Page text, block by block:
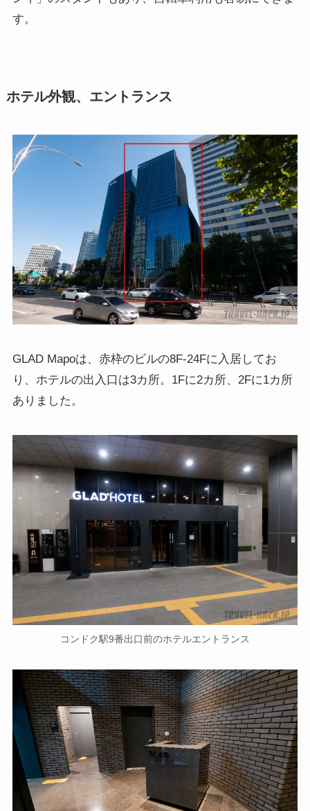
す。
ホテル外観、エントランス
GLAD Mapoは、赤枠のビルの8F-24Fに入居してお
り、ホテルの出入口は3カ所。1Fに2カ所、2Fに1カ所
ありました。
コンドク駅9番出口前のホテルエントランス